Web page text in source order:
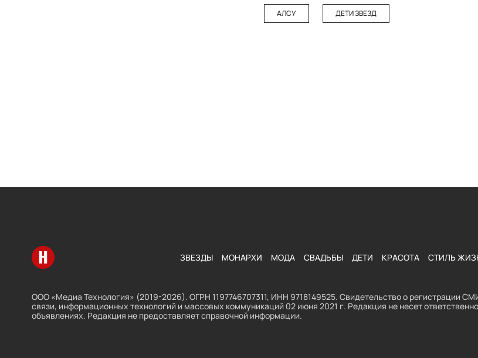
АЛСУ ДЕТИ ЗВЕЗД
Перейти на главную ЗВЕЗДЫ МОНАРХИ МОДА СВАДЬБЫ ДЕТИ КРАСОТА СТИЛЬ
ООО «Медиа Технология» (2019-2026). ОГРН 1197746707311, ИНН 9718149525. Свидетельство о регистрации
связи, информационных технологий и массовых коммуникаций 02 июня 2021 г. Редакция не несет
объявлениях. Редакция не предоставляет справочной информации.